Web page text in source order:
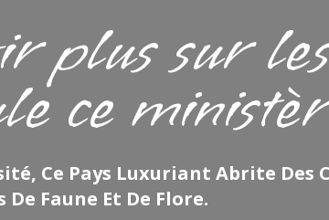
plus sur
ce
Ce Pays Luxuriant Abrite Des
De Faune Et De Flore.